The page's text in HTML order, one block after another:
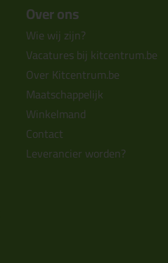
Over ons
Wie wij zijn?
Vacatures bij kitcentrum.be
Over Kitcentrum.be
Maatschappelijk
Winkelmand
Contact
Leverancier worden?